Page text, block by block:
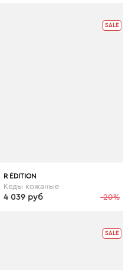
SALE
R ÉDITION
Кеды кожаные
-20%
4 039 руб
SALE